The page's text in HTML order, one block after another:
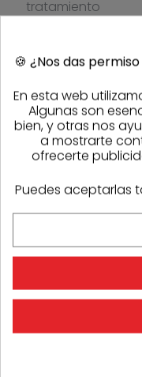
tratamiento
superficial que le
satinado,
homogéneo y
superficie
evita la aparición
manchas y ofrece
una larga vida útil
mantenimiento,
aspecto natural
el paso del tiempo.
redonda corta
en Quartz Zinc
fijación segura y
estética, siendo
profesionales de
🍪 ¿Nos das
En esta web
Algunas son
bien, y otras nos
a mostrarte
ofrecerte
Puedes aceptarlas